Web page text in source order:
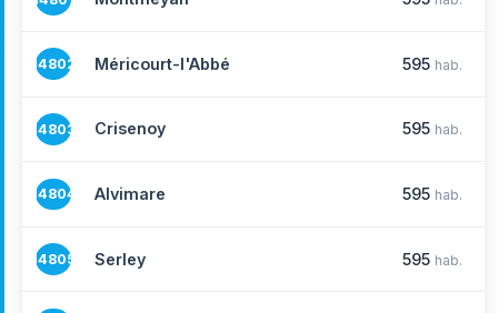
14802 Méricourt-l'Abbé 595 hab.
14803 Crisenoy 595 hab.
14804 Alvimare 595 hab.
14805 Serley 595 hab.